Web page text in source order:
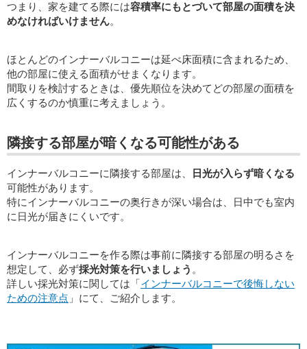
つまり、家を建てる際には容積率にもとづいて部屋の面積を決
めなければいけません。
ほとんどのインナーバルコニーは延べ床面積に含まれるため、
他の部屋に使える面積がせまくなります。
間取りを検討するときは、優先順位を決めてどの部屋の面積を
広くするのか慎重に考えましょう。
隣接する部屋が暗くなる可能性がある
インナーバルコニーに隣接する部屋は、
日光が入らず暗くなる
可能性があります。
特にインナーバルコニーの奥行きが深い場合は、日中でも室内
に日光が届きにくいです。
インナーバルコニーを作る際は事前に隣接する部屋の明るさを
想定して、必ず採光対策を行いましょう 。
詳しい採光対策に関しては「インナーバルコニーで後悔しない
ための注意点 」にて、ご紹介します。